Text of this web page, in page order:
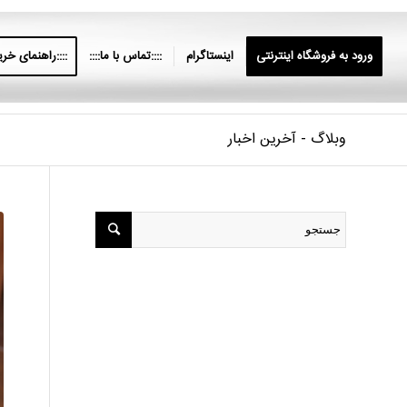
ورود به فروشگاه اینترنتی اینستاگرام ::::تماس با ما:::: ::::راهنمای
وبلاگ - آخرین اخبار